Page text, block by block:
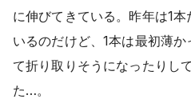
に伸びてきている。昨年は1
いるのだけど、1本は最初薄
て折り取りそうになったりし
た…。